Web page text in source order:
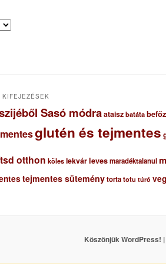
Sasó módraataisz batáta
glutén és tejmentes
otthon köles lekvárlevesmaradéktalanul
tejmentes süteménytorta totu túró
Köszönjük WordPress! |